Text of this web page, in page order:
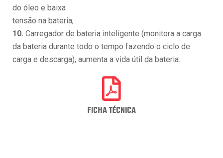
do óleo e baixa
tensão na bateria;
10. Carregador de bateria inteligente (monitora a carga
da bateria durante todo o tempo fazendo o ciclo de
carga e descarga), aumenta a vida útil da bateria.
FICHA TÉCNICA